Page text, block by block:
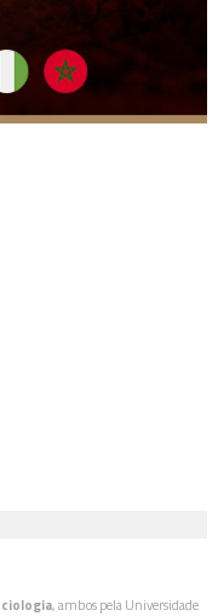
, ambos pela Universidade